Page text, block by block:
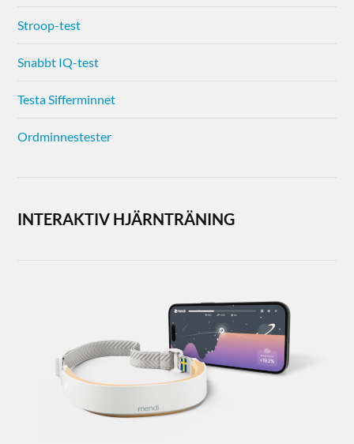
Stroop-test
Snabbt IQ-test
Testa Sifferminnet
Ordminnestester
INTERAKTIV HJÄRNTRÄNING